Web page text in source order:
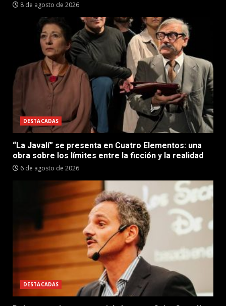
8 de agosto de 2026
DESTACADAS
“La Javalí” se presenta en Cuatro Elementos: una
obra sobre los límites entre la ficción y la realidad
6 de agosto de 2026
DESTACADAS